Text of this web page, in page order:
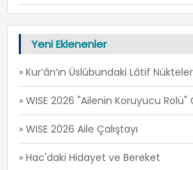
Yeni Eklenenler
» Kur’ân’ın Üslûbundaki Lâtif Nükteler
» WISE 2026 Aile Çalıştayı
» Hac'daki Hidayet ve Bereket